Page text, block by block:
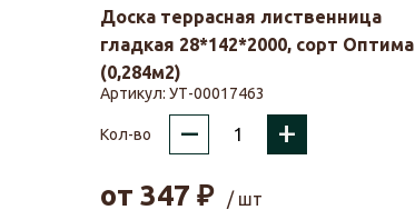
Доска террасная лиственница
гладкая 28*142*2000, сорт Оптима
(0,284м2)
Артикул: УТ-00017463
Кол-во – +
от 347 ₽
/ шт